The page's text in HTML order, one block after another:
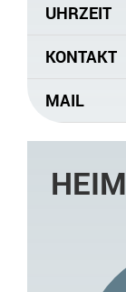
UHRZEIT
KONTAKT
MAIL